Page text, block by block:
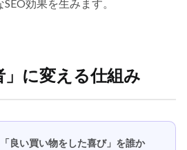
効果を生みます。
」に変える仕組み
良い買い物をした喜び」を誰か